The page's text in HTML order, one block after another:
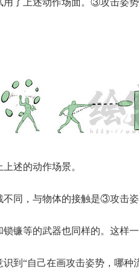
用了上述动作场面。③攻击姿
述的动作场景。
不同，与物体的接触是③攻击
锁镰等的武器也同样的。这样
到“自己在画攻击姿势，哪种